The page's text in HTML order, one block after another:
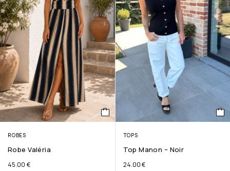
ROBES
Robe Valéria
45.00 €
TOPS
Top Manon – Noir
24.00€